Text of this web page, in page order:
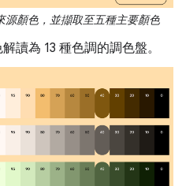
源顏色，並擷取至五種主要顏色
讀為 13 種色調的調色盤。